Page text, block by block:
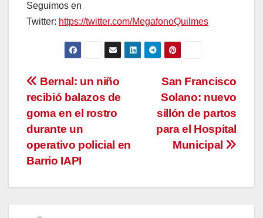
Seguimos en
Twitter: https://twitter.com/MegafonoQuilmes
Navegación
de
entradas
San Francisco
Solano: nuevo
sillón de partos
para el Hospital
Municipal
Bernal: un niño
recibió balazos de
goma en el rostro
durante un
operativo policial en
Barrio IAPI